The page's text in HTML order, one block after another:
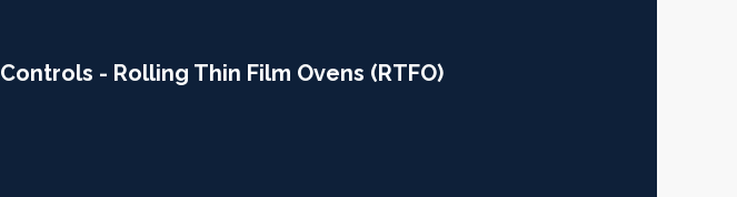
Controls - Rolling Thin Film Ovens (RTFO)